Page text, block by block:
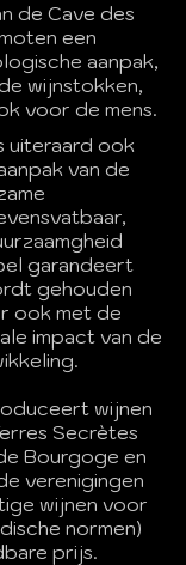
de Cave des
een
aanpak,
wijnstokken,
voor de mens.
uiteraard ook
van de
garandeert
gehouden
ook met de
impact van de
wijnen
Secrètes
Bourgoge en
verenigingen
wijnen voor
normen)
prijs.